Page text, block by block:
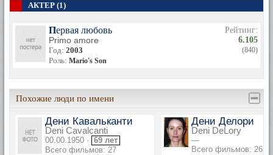
АКТЕР (1)
Первая любовь
Primo amore
Год: 2003
Роль: Mario's Son
Рейтинг:
6.105
(840)
Похожие люди по имени
Дени Кавальканти
Deni Cavalcanti
00.00.1950 · 69 лет
Всего фильмов: 27
Дени Делори
Deni DeLory
—
Всего фильмов: 26